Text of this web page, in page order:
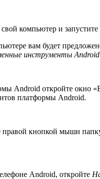
компьютер и
вам будет
инструменты
Android откройте окно
платформы Android.
правой кнопкой мыши
Android, откройте